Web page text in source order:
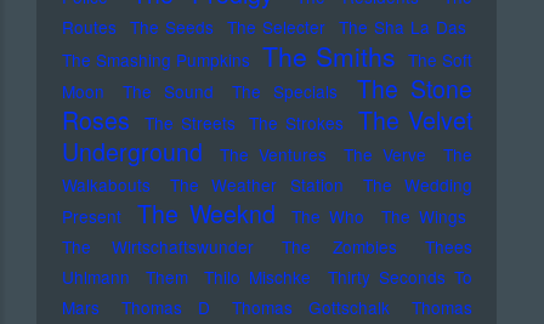
Routes The Seeds The Selecter The Sha La Das
The Smashing Pumpkins The Smiths The Soft
Moon
The Sound The Specials
The Stone
Roses
The Streets The Strokes
The Velvet
Underground
The Ventures The Verve
The
Walkabouts
The Weather Station
The Wedding
Present
The Weeknd The Who
The Wings
The Wirtschaftswunder
The Zombies
Thees
Uhlmann
Them Thilo Mischke
Thirty Seconds To
Mars
Thomas D Thomas Gottschalk
Thomas